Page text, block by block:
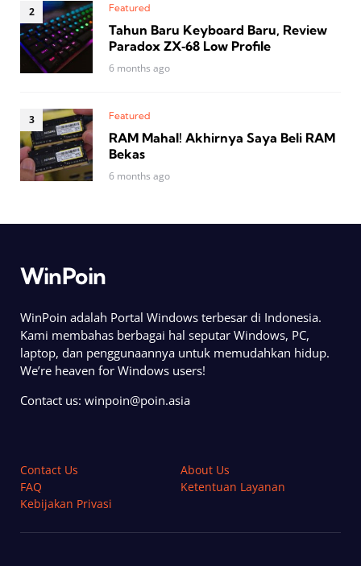
Featured
Tahun Baru Keyboard Baru, Review
Paradox ZX‑68 Low Profile
6 months ago
Featured
RAM Mahal! Akhirnya Saya Beli RAM
Bekas
6 months ago
WinPoin
WinPoin adalah Portal Windows terbesar di Indonesia.
Kami membahas berbagai hal seputar Windows, PC,
laptop, dan penggunaannya untuk memudahkan hidup.
We’re heaven for Windows users!
Contact us: winpoin@poin.asia
Contact Us
About Us
FAQ
Ketentuan Layanan
Kebijakan Privasi